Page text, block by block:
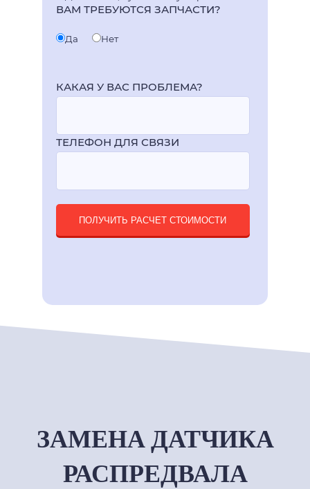
ВАМ ТРЕБУЮТСЯ ЗАПЧАСТИ?
Да Нет
КАКАЯ У ВАС ПРОБЛЕМА?
ТЕЛЕФОН ДЛЯ СВЯЗИ
ПОЛУЧИТЬ РАСЧЕТ СТОИМОСТИ
ЗАМЕНА ДАТЧИКА
РАСПРЕДВАЛА